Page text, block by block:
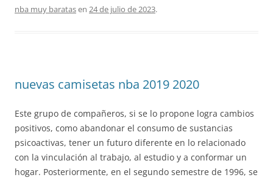
nba muy baratasen 24 de julio de 2023.
nuevas camisetas nba 2019 2020
Este grupo de compañeros, si se lo propone logra cambios
positivos, como abandonar el consumo de sustancias
psicoactivas, tener un futuro diferente en lo relacionado
con la vinculación al trabajo, al estudio y a conformar un
hogar. Posteriormente, en el segundo semestre de 1996, se